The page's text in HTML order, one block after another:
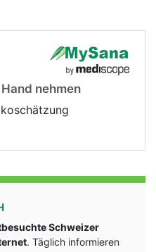
nehmen
Schweizer
. Täglich informieren